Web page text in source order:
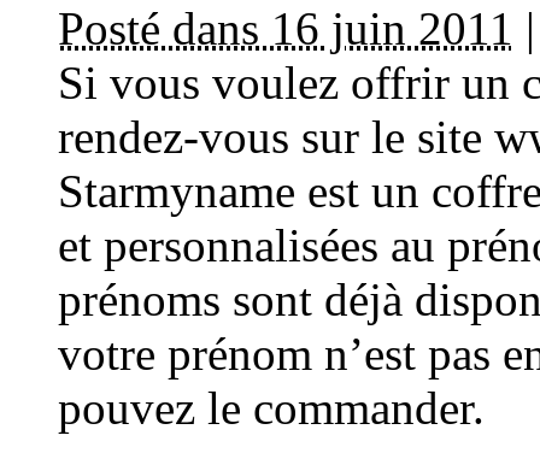
Posté dans 16 juin 2011
Si vous voulez offrir un
rendez-vous sur le site
Starmyname est un
et personnalisées au
prénoms sont déjà
votre prénom n’est pas
pouvez le commander.